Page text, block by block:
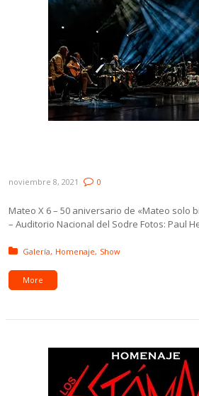
noviembre 8, 2021 0
Mateo X 6 – 50 aniversario de «Mateo solo
– Auditorio Nacional del Sodre Fotos: Paul
Posted in:
Galería Homenaje Show
More